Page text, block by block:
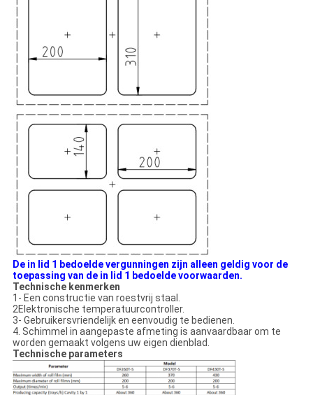
De in lid 1 bedoelde vergunningen zijn alleen geldig voor de
toepassing van de in lid 1 bedoelde voorwaarden.
Technische kenmerken
1- Een constructie van roestvrij staal.
2Elektronische temperatuurcontroller.
3- Gebruikersvriendelijk en eenvoudig te bedienen.
4. Schimmel in aangepaste afmeting is aanvaardbaar om te
worden gemaakt volgens uw eigen dienblad.
Technische parameters